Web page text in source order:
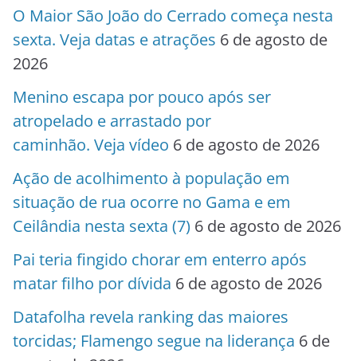
O Maior São João do Cerrado começa nesta
sexta. Veja datas e atrações 6 de agosto de
2026
Menino escapa por pouco após ser
atropelado e arrastado por
caminhão. Veja vídeo 6 de agosto de 2026
Ação de acolhimento à população em
situação de rua ocorre no Gama e em
Ceilândia nesta sexta (7) 6 de agosto de 2026
Pai teria fingido chorar em enterro após
matar filho por dívida 6 de agosto de 2026
Datafolha revela ranking das maiores
torcidas; Flamengo segue na liderança 6 de